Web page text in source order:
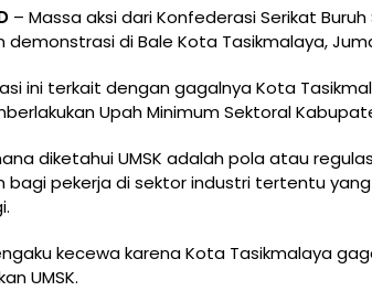
– Massa aksi dari Konfederasi Serikat
demonstrasi di Bale Kota Tasikmalaya,
ini terkait dengan gagalnya Kota
Upah Minimum Sektoral
diketahui UMSK adalah pola atau
bagi pekerja di sektor industri tertentu yang
kecewa karena Kota Tasikmalaya
UMSK.